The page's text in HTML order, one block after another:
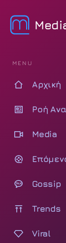
MENU
Αρχική
Ροή
Media
Gossip
Trends
Viral